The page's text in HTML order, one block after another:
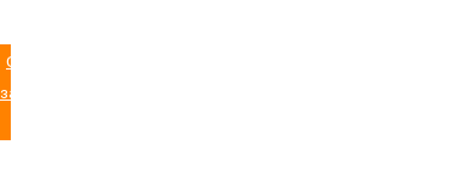
Оставить
заявку